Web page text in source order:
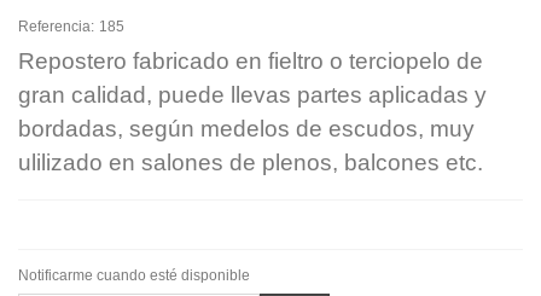
Referencia: 185
Repostero fabricado en fieltro o terciopelo de
gran calidad, puede llevas partes aplicadas y
bordadas, según medelos de escudos, muy
ulilizado en salones de plenos, balcones etc.
Notificarme cuando esté disponible